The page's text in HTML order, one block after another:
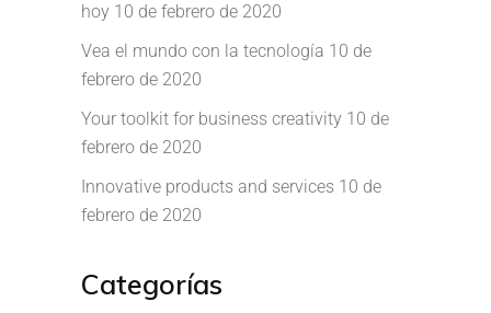
hoy 10 de febrero de 2020
Vea el mundo con la tecnología 10 de
febrero de 2020
Your toolkit for business creativity 10 de
febrero de 2020
Innovative products and services 10 de
febrero de 2020
Categorías